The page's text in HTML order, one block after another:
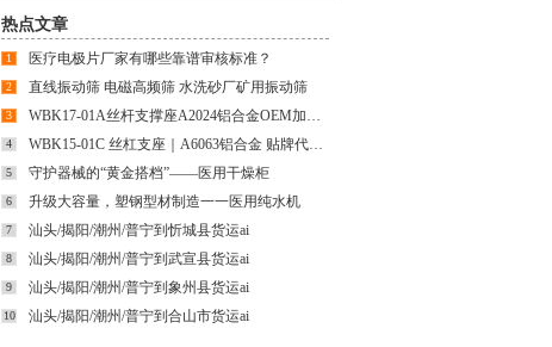
热点文章
1 医疗电极片厂家有哪些靠谱审核标准？
2 直线振动筛 电磁高频筛 水洗砂厂矿用振动筛
3 WBK17-01A丝杆支撑座A2024铝合金OEM加工厂
4 WBK15-01C 丝杠支座｜A6063铝合金 贴牌代加工
5 守护器械的“黄金搭档”——医用干燥柜
6 升级大容量，塑钢型材制造一一医用纯水机
7 汕头/揭阳/潮州/普宁到忻城县货运ai
8 汕头/揭阳/潮州/普宁到武宣县货运ai
9 汕头/揭阳/潮州/普宁到象州县货运ai
10 汕头/揭阳/潮州/普宁到合山市货运ai